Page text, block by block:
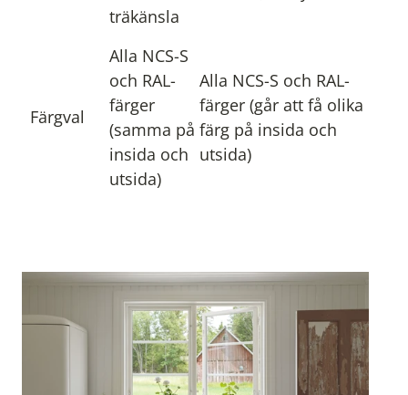
träkänsla
Färgval
Alla NCS-S
och RAL-
färger
(samma på
insida och
utsida)
Alla NCS-S och RAL-
färger (går att få olika
färg på insida och
utsida)